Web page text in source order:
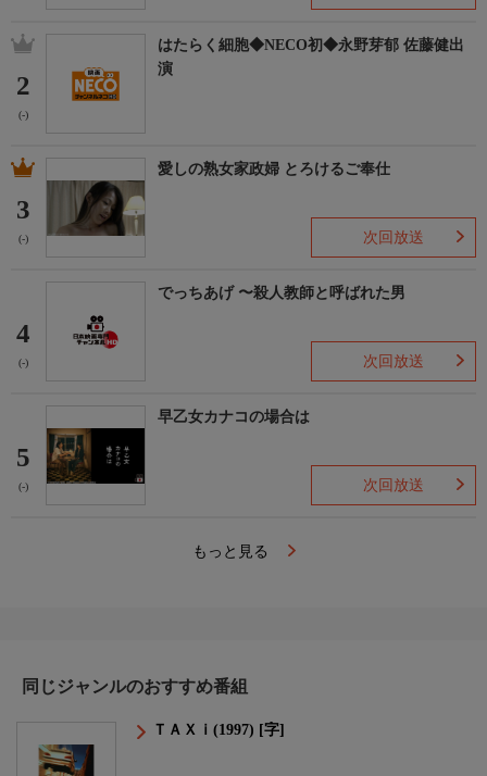
2
(-)
はたらく細胞◆NECO初◆永野芽郁 佐藤健出
演
3
(-)
愛しの熟女家政婦 とろけるご奉仕
次回放送
4
(-)
でっちあげ 〜殺人教師と呼ばれた男
次回放送
5
(-)
早乙女カナコの場合は
次回放送
もっと見る
同じジャンルのおすすめ番組
ＴＡＸｉ(1997) [字]